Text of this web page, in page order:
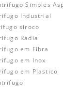
Simples
Industrial
siroco
Radial
em Fibra
em Inox
em Plastico